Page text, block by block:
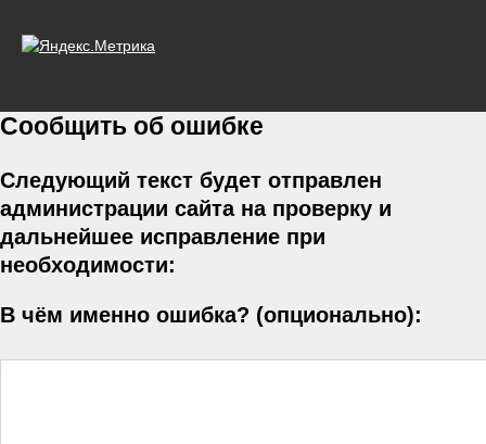
Сообщить об ошибке
Следующий текст будет отправлен
администрации сайта на проверку и
дальнейшее исправление при
необходимости:
В чём именно ошибка? (опционально):